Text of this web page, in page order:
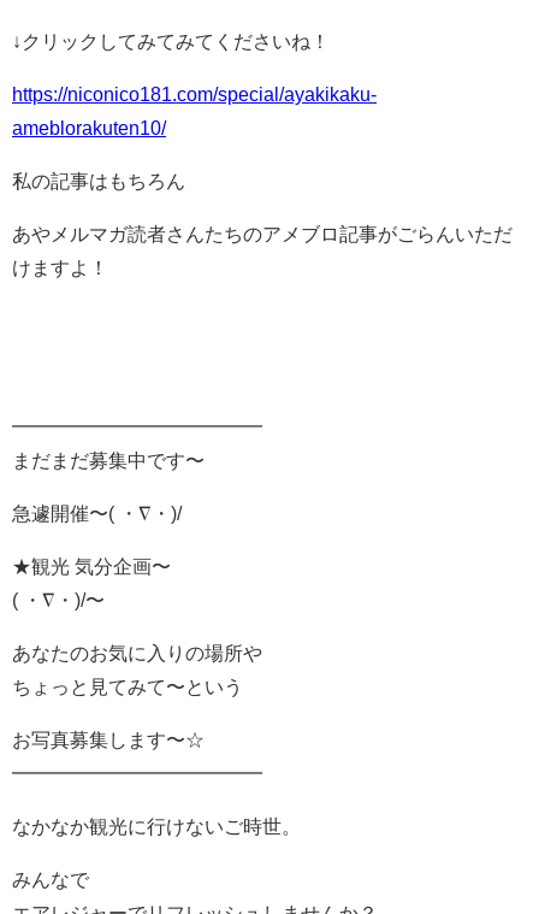
↓クリックしてみてみてくださいね！
https://niconico181.com/special/ayakikaku-
ameblorakuten10/
私の記事はもちろん
あやメルマガ読者さんたちのアメブロ記事がごらんいただ
けますよ！
━━━━━━━━━━━━━
まだまだ募集中です〜
急遽開催〜( ・∇・)/
★観光 気分企画〜
( ・∇・)/〜
あなたのお気に入りの場所や
ちょっと見てみて〜という
お写真募集します〜☆
━━━━━━━━━━━━━
なかなか観光に行けないご時世。
みんなで